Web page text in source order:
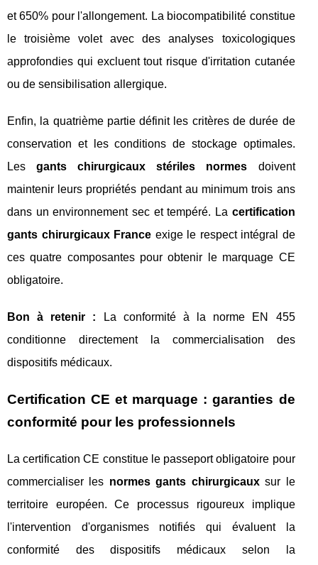
et 650% pour l'allongement. La biocompatibilité constitue
le troisième volet avec des analyses toxicologiques
approfondies qui excluent tout risque d'irritation cutanée
ou de sensibilisation allergique.
Enfin, la quatrième partie définit les critères de durée de
conservation et les conditions de stockage optimales.
Lesgants chirurgicaux stériles normes doivent
maintenir leurs propriétés pendant au minimum trois ans
dans un environnement sec et tempéré. La certification
gants chirurgicaux France exige le respect intégral de
ces quatre composantes pour obtenir le marquage CE
obligatoire.
Bon à retenir : La conformité à la norme EN 455
conditionne directement la commercialisation des
dispositifs médicaux.
Certification CE et marquage : garanties de
conformité pour les professionnels
La certification CE constitue le passeport obligatoire pour
commercialiser les normes gants chirurgicauxsur le
territoire européen. Ce processus rigoureux implique
l'intervention d'organismes notifiés qui évaluent la
conformité des dispositifs médicaux selon la